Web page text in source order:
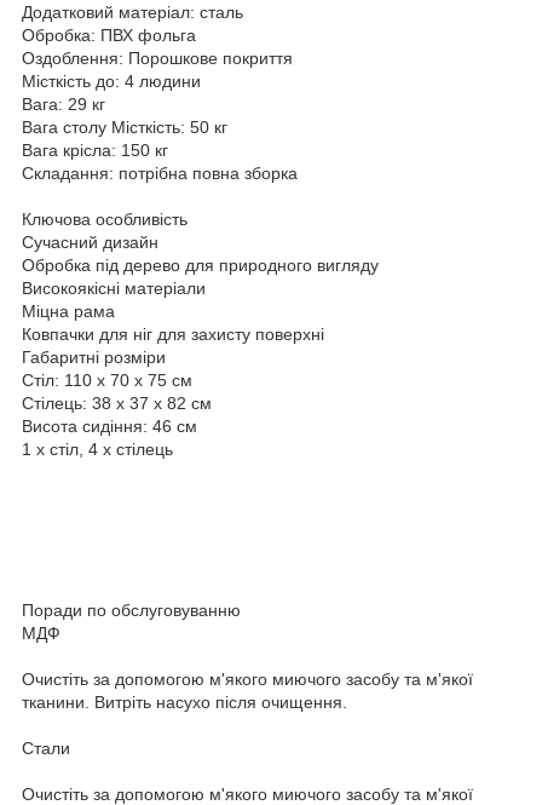
Додатковий матеріал: сталь
Обробка: ПВХ фольга
Оздоблення: Порошкове покриття
Місткість до: 4 людини
Вага: 29 кг
Вага столу Місткість: 50 кг
Вага крісла: 150 кг
Складання: потрібна повна зборка
Ключова особливість
Сучасний дизайн
Обробка під дерево для природного вигляду
Високоякісні матеріали
Міцна рама
Ковпачки для ніг для захисту поверхні
Габаритні розміри
Стіл: 110 х 70 х 75 см
Стілець: 38 х 37 х 82 см
Висота сидіння: 46 см
1 х стіл, 4 х стілець
Поради по обслуговуванню
МДФ
Очистіть за допомогою м'якого миючого засобу та м'якої
тканини. Витріть насухо після очищення.
Стали
Очистіть за допомогою м'якого миючого засобу та м'якої